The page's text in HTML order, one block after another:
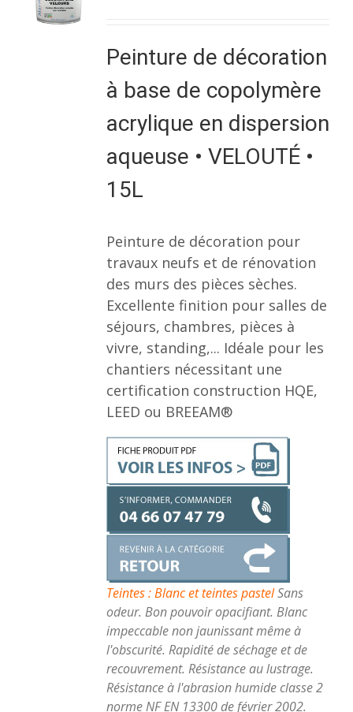
Peinture de décoration
à base de copolymère
acrylique en dispersion
aqueuse • VELOUTÉ •
15L
Peinture de décoration pour
travaux neufs et de rénovation
des murs des pièces sèches.
Excellente finition pour salles de
séjours, chambres, pièces à
vivre, standing,... Idéale pour les
chantiers nécessitant une
certification construction HQE,
LEED ou BREEAM®
Teintes : Blanc et teintes pastelSans
odeur. Bon pouvoir opacifiant. Blanc
impeccable non jaunissant même à
l'obscurité. Rapidité de séchage et de
recouvrement. Résistance au lustrage.
Résistance à l'abrasion humide classe 2
norme NF EN 13300 de février 2002.